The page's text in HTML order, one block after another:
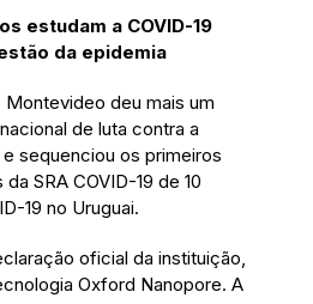
estudam a COVID-19
da epidemia
deu mais um
de luta contra a
sequenciou os primeiros
SRA COVID-19 de 10
19 no Uruguai.
oficial da instituição,
Oxford Nanopore. A